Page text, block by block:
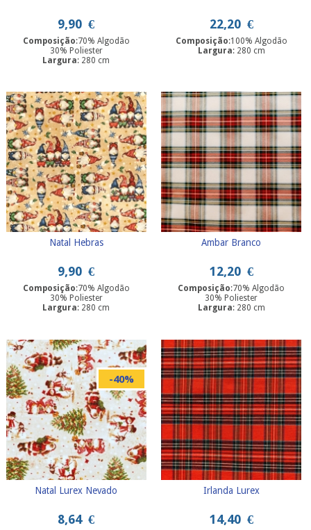
9,90 €
Composição:70% Algodão
30% Poliester
Largura: 280 cm
22,20 €
Composição:100% Algodão
Largura: 280 cm
Natal Hebras
9,90 €
Composição:70% Algodão
30% Poliester
Largura: 280 cm
Ambar Branco
12,20 €
Composição:70% Algodão
30% Poliester
Largura: 280 cm
-40%
Natal Lurex Nevado
8,64 €
Irlanda Lurex
14,40 €